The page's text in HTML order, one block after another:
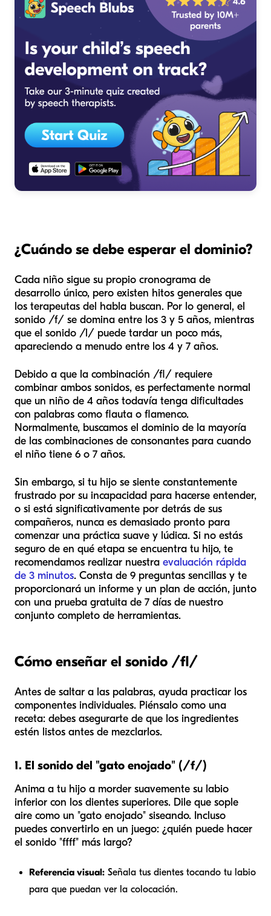
¿Cuándo se debe esperar el dominio?
Cada niño sigue su propio cronograma de
desarrollo único, pero existen hitos generales que
los terapeutas del habla buscan. Por lo general, el
sonido /f/ se domina entre los 3 y 5 años, mientras
que el sonido /l/ puede tardar un poco más,
apareciendo a menudo entre los 4 y 7 años.
Debido a que la combinación /fl/ requiere
combinar ambos sonidos, es perfectamente normal
que un niño de 4 años todavía tenga dificultades
con palabras como flauta o flamenco.
Normalmente, buscamos el dominio de la mayoría
de las combinaciones de consonantes para cuando
el niño tiene 6 o 7 años.
Sin embargo, si tu hijo se siente constantemente
frustrado por su incapacidad para hacerse entender,
o si está significativamente por detrás de sus
compañeros, nunca es demasiado pronto para
comenzar una práctica suave y lúdica. Si no estás
seguro de en qué etapa se encuentra tu hijo, te
recomendamos realizar nuestra evaluación rápida
de 3 minutos. Consta de 9 preguntas sencillas y te
proporcionará un informe y un plan de acción, junto
con una prueba gratuita de 7 días de nuestro
conjunto completo de herramientas.
Cómo enseñar el sonido /fl/
Antes de saltar a las palabras, ayuda practicar los
componentes individuales. Piénsalo como una
receta: debes asegurarte de que los ingredientes
estén listos antes de mezclarlos.
1. El sonido del "gato enojado" (/f/)
Anima a tu hijo a morder suavemente su labio
inferior con los dientes superiores. Dile que sople
aire como un "gato enojado" siseando. Incluso
puedes convertirlo en un juego: ¿quién puede hacer
el sonido "ffff" más largo?
Referencia visual: Señala tus dientes tocando tu labio
para que puedan ver la colocación.